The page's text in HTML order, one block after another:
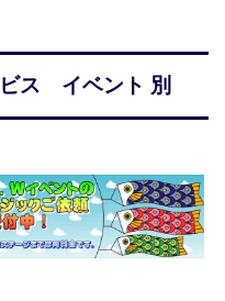
ス イベント 別